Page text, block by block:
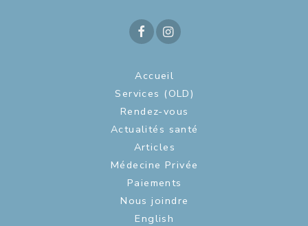
Accueil
Services (OLD)
Rendez-vous
Actualités santé
Articles
Médecine Privée
Paiements
Nous joindre
English